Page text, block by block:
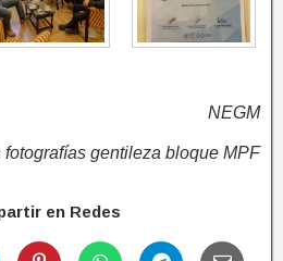
NEGM
fotografías gentileza bloque MPF
en Redes